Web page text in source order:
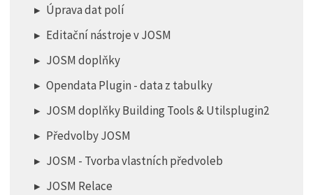
Úprava dat polí
Editační nástroje v JOSM
JOSM doplňky
Opendata Plugin - data z tabulky
JOSM doplňky Building Tools & Utilsplugin2
Předvolby JOSM
JOSM - Tvorba vlastních předvoleb
JOSM Relace